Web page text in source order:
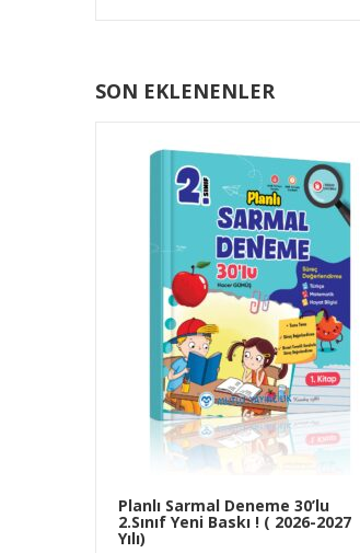
SON EKLENENLER
ÜRÜN SATIN AL
Planlı Sarmal Deneme 30’lu
2.Sınıf Yeni Baskı ! ( 2026-2027
Yılı)